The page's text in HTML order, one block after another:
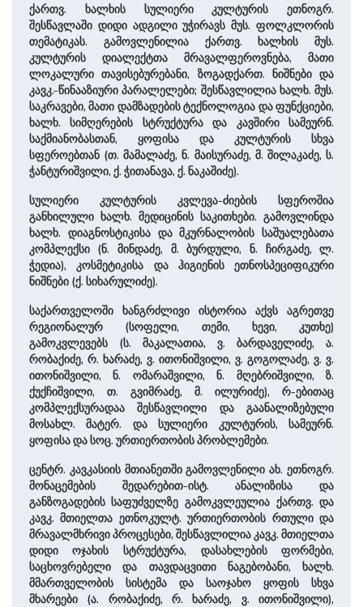
ქართვ. ხალხის სულიერი კულტურის ეთნოგრ.
შესწავლაში დიდი ადგილი უჭირავს მუს. ფოლკლორის
თემატიკას. გამოვლენილია ქართვ. ხალხის მუს.
კულტურის დიალექტთა მრავალფეროვნება, მათი
ლოკალური თავისებურებანი, ზოგადქართ. ნიშნები და
კავკ.-წინააზიური პარალელები; შესწავლილია ხალხ. მუს.
საკრავები, მათი დამზადების ტექნოლოგია და ფუნქციები,
ხალხ. სიმღერების სტრუქტურა და კავშირი სამეურნ.
საქმიანობასთან, ყოფისა და კულტურის სხვა
სფეროებთან (თ. მამალაძე, ნ. მაისურაძე, მ. შილაკაძე, ს.
ჭანტურიშვილი, ქ. ჭითანავა, ქ. ნაკაშიძე).
სულიერი კულტურის კვლევა-ძიების სფეროშია
განხილული ხალხ. მედიცინის საკითხები. გამოვლინდა
ხალხ. დიაგნოსტიკისა და მკურნალობის საშუალებათა
კომპლექსი (ნ. მინდაძე, მ. ბურდული, ნ. ჩირგაძე, ლ.
ჭედია), კოსმეტიკისა და ჰიგიენის ეთნოსპეციფიკური
ნიშნები (ქ. სიხარულიძე).
საქართველოში ხანგრძლივი ისტორია აქვს აგრეთვე
რეგიონალურ (სოფელი, თემი, ხევი, კუთხე)
გამოკვლევებს (ს. მაკალათია, ვ. ბარდაველიძე, ა.
რობაქიძე, რ. ხარაძე, ვ. ითონიშვილი, ვ. გოგოლაძე, ვ. ვ.
ითონიშვილი, ნ. ომარაშვილი, ნ. მღებრიშვილი, ზ.
ქუქჩიშვილი, თ. გვიმრაძე, მ. ილურიძე), რ-ებითაც
კომპლექსურადაა შესწავლილი და გაანალიზებული
მოსახლ. მატერ. და სულიერი კულტურის, სამეურნ.
ყოფისა და სოც. ურთიერთობის პრობლემები.
ცენტრ. კავკასიის მთიანეთში გამოვლენილი ახ. ეთნოგრ.
მონაცემების შედარებით-ისტ. ანალიზისა და
განზოგადების საფუძველზე გამოკვლეულია ქართვ. და
კავკ. მთიელთა ეთნოკულტ. ურთიერთობის რთული და
მრავალმხრივი პროცესები, შესწავლილია კავკ. მთიელთა
დიდი ოჯახის სტრუქტურა, დასახლების ფორმები,
საცხოვრებელი და თავდაცვითი ნაგებობანი, ხალხ.
მმართველობის სისტემა და საოჯახო ყოფის სხვა
მხარეები (ა. რობაქიძე, რ. ხარაძე, ვ. ითონიშვილი),